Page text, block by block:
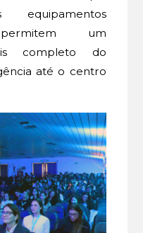
equipamentos
um
completo do
até o centro